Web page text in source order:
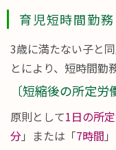
育児短時間勤務
3歳に満たない子と
とにより、短時間勤
〔短縮後の所定労
原則として1日の所
分」または「7時間